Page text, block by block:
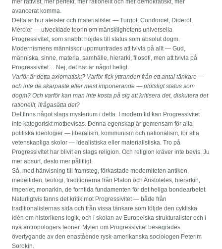
mer rättvist, mer perfekt, mer rationellt och mer demokratiskt, mer
avancerat komma.
Detta är hur ateister och materialister — Turgot, Condorcet, Diderot,
Mercier — utvecklade teorin om mänsklighetens universella
Progressivitet, som snabbt höjdes till status som absolut dogm.
Modernismens människor uppmuntrades att tvivla på allt — Gud,
människa, sinne, materia, samhälle, hierarki, filosofi, men att tvivla på
Progressivitet… Nej, det här är något heligt.
Varför är detta axiomatiskt? Varför fick yttranden från ett antal tänkare —
och inte de skarpaste eller mest imponerande — plötsligt status som
dogm? Och varför kan man inte kosta på sig att kritisera det, diskutera det
rationellt, ifrågasätta det?
Det finns något slags mysterium i detta. I modern tid kan Progressivitet
inte kategoriskt motbevisas. Denna egenskap är gemensam för alla
politiska ideologier — liberalism, kommunism och nationalism, för alla
vetenskapliga skolor — idealistiska eller materialistiska. Tro på
Progressivitet har blivit en slags religion. Och religion kräver inte bevis. Ju
mer absurt, desto mer pålitligt.
Så, med hänvisning till framsteg, förkastade moderniteten antiken,
medeltiden, teologi, traditionerna från Platon och Aristoteles, hierarkin,
imperiet, monarkin, de forntida fundamenten för det heliga bondearbetet.
Naturligtvis fanns det kritik mot Progressivitet — både från
traditionalisternas sida och från vissa tänkare som följde den cykliska
idén om historikens logik, och i skolan av Europeiska strukturalister och i
nya antropologers teorier. Myten om Progressivitet besegrades
övertygande av den enastående rysk-amerikanska sociologen Peterim
Sorokin.